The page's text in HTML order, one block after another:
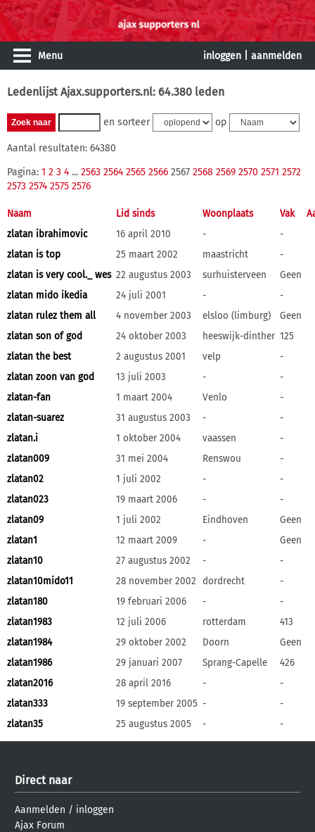
Menu inloggen aanmelden
Ledenlijst Ajax.supporters.nl: 64.380 leden
en sorteer op
Aantal resultaten: 64380
Pagina: 1 2 3 4 ... 2563 2564 2565 2566 2567 2568 2569 2570 2571 2572
2573 2574 2575 2576
Naam Lid sinds Woonplaats Vak
zlatan ibrahimovic
16 april 2010 -
-
zlatan is top
25 maart 2002 maastricht
-
zlatan is very cool._ wes 22 augustus 2003 surhuisterveen
Geen
zlatan mido ikedia
24 juli 2001 -
-
zlatan rulez them all
4 november 2003 elsloo (limburg)
Geen
zlatan son of god
24 oktober 2003 heeswijk-dinther 125
zlatan the best
2 augustus 2001 velp
-
zlatan zoon van god
13 juli 2003 -
-
zlatan-fan
1 maart 2004 Venlo
-
zlatan-suarez
31 augustus 2003 -
-
zlatan.i
1 oktober 2004 vaassen
-
zlatan009
31 mei 2004 Renswou
-
zlatan02
1 juli 2002 -
-
zlatan023
19 maart 2006 -
-
zlatan09
1 juli 2002 Eindhoven
Geen
zlatan1
12 maart 2009 -
Geen
zlatan10
27 augustus 2002 -
-
zlatan10mido11
28 november 2002 dordrecht
-
zlatan180
19 februari 2006 -
-
zlatan1983
12 juli 2006 rotterdam
413
zlatan1984
29 oktober 2002 Doorn
Geen
zlatan1986
29 januari 2007 Sprang-Capelle
426
zlatan2016
28 april 2016 -
-
zlatan333
19 september 2005 -
-
zlatan35
25 augustus 2005 - -
Direct naar
Aanmelden / inloggen
Ajax Forum